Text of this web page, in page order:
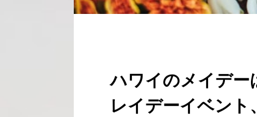
ハワイのメイデー
レイデーイベント